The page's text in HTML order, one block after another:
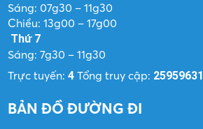
Sáng: 07g30 – 11g30
Chiều: 13g00 – 17g00
Thứ 7
Sáng: 7g30 – 11g30
Trực tuyến:4 Tổng truy cập: 25959631
BẢN ĐỒ ĐƯỜNG ĐI